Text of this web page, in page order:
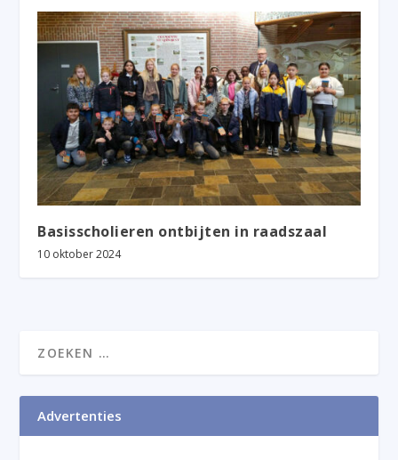
Basisscholieren ontbijten in raadszaal
10 oktober 2024
Advertenties